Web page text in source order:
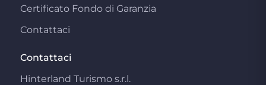
Certificato Fondo di Garanzia
Contattaci
Contattaci
Hinterland Turismo s.r.l.